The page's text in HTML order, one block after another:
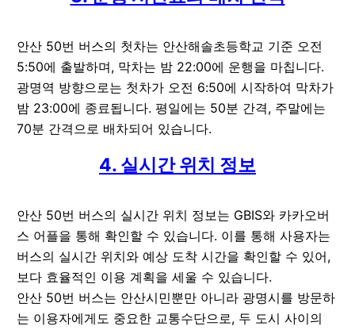
안산 50번 버스의 첫차는 안산해솔초등학교 기준 오전
5:50에 출발하며, 막차는 밤 22:00에 운행을 마칩니다.
광명역 방향으로는 첫차가 오전 6:50에 시작하여 막차가
밤 23:00에 종료됩니다. 평일에는 50분 간격, 주말에는
70분 간격으로 배차되어 있습니다.
4. 실시간 위치 정보
안산 50번 버스의 실시간 위치 정보는 GBIS와 카카오버
스 어플을 통해 확인할 수 있습니다. 이를 통해 사용자는
버스의 실시간 위치와 예상 도착 시간을 확인할 수 있어,
보다 효율적인 이용 계획을 세울 수 있습니다.
안산 50번 버스는 안산시민뿐만 아니라 광명시를 방문하
는 이용자에게도 중요한 교통수단으로, 두 도시 사이의